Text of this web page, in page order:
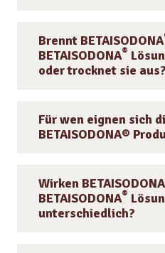
Brennt BETAISODONA
BETAISODONA®
oder trocknet sie aus?
Für wen eignen sich
BETAISODONA®
Wirken BETAISODONA
BETAISODONA®
unterschiedlich?